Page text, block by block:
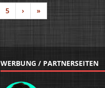
5 › »
WERBUNG / PARTNERSEITEN